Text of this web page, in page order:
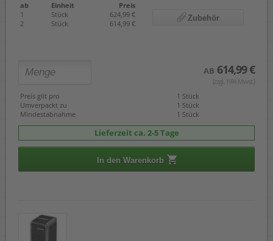
ab Einheit
Preis
1
Stück
624,99 €
2
Stück 614,99 €
Zubehör
AB 614,99 €
(zzgl. 19% Mwst.)
Preis gilt pro
1 Stück
Umverpackt zu
1 Stück
Mindestabnahme
1 Stück
Lieferzeit ca. 2-5 Tage
In den Warenkorb